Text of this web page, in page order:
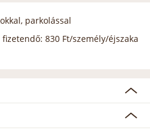
parkolással
830 Ft/személy/éjszaka